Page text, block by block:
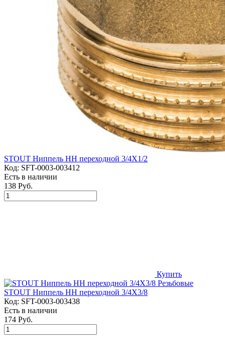
STOUT Ниппель НН переходной 3/4X1/2
Код: SFT-0003-003412
Есть в наличии
138 Руб.
Купить
STOUT Ниппель НН переходной 3/4X3/8
Код: SFT-0003-003438
Есть в наличии
174 Руб.